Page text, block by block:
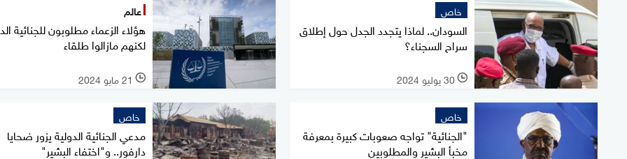
خاص
السودان.. لماذا يتجدد الجدل حول إطلاق
سراح السجناء؟
l 30 يوليو 2024
عالم
هؤلاء الزعماء مطلوبون للجنائية
لكنهم مازالوا طلقاء
l 21 مايو 2024
خاص
"الجنائية" تواجه صعوبات كبيرة بمعرفة
مخبأ البشير والمطلوبين
خاص
مدعي الجنائية الدولية يزور ضحايا
دارفور.. و"اختفاء البشير"